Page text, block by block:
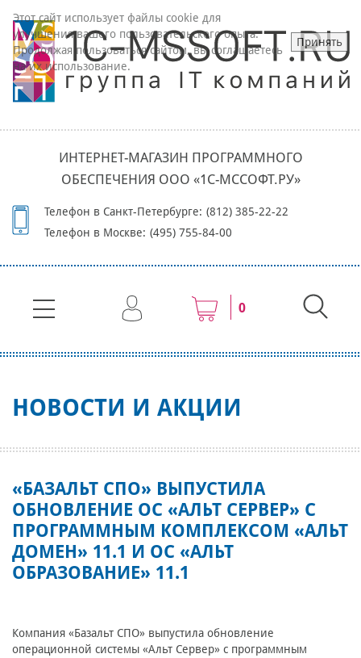
ИНТЕРНЕТ-МАГАЗИН ПРОГРАММНОГО
ОБЕСПЕЧЕНИЯ ООО «1С-МССОФТ.РУ»
Телефон в Санкт-Петербурге: (812) 385-22-22
Телефон в Москве: (495) 755-84-00
0
НОВОСТИ И АКЦИИ
«БАЗАЛЬТ СПО» ВЫПУСТИЛА
ОБНОВЛЕНИЕ ОС «АЛЬТ СЕРВЕР» С
ПРОГРАММНЫМ КОМПЛЕКСОМ «АЛЬТ
ДОМЕН» 11.1 И ОС «АЛЬТ
ОБРАЗОВАНИЕ» 11.1
Компания «Базальт СПО» выпустила обновление
операционной системы «Альт Сервер» с программным
Этот сайт использует файлы cookie для
улучшения вашего пользовательского опыта.
Продолжая пользоваться сайтом, вы соглашаетесь
на их использование.
Принять